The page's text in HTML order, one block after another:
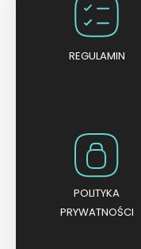
REGULAMIN
POLITYKA
PRYWATNOŚCI